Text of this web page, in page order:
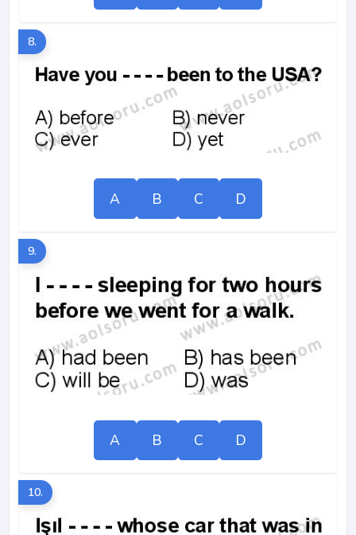
8.
A B C D
9.
A B C D
10.